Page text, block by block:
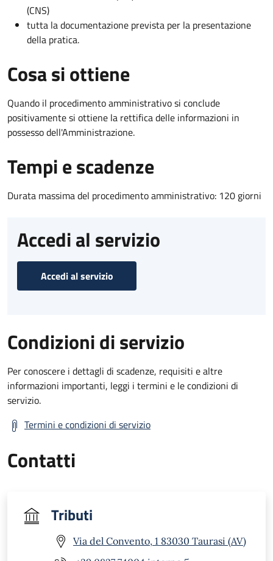
(CNS)
tutta la documentazione prevista per la presentazione
della pratica.
Cosa si ottiene
Quando il procedimento amministrativo si conclude
positivamente si ottiene la rettifica delle informazioni in
possesso dell'Amministrazione.
Tempi e scadenze
Durata massima del procedimento amministrativo: 120 giorni
Accedi al servizio
Accedi al servizio
Condizioni di servizio
Per conoscere i dettagli di scadenze, requisiti e altre
informazioni importanti, leggi i termini e le condizioni di
servizio.
Termini e condizioni di servizio
Contatti
Tributi
Via del Convento, 1 83030 Taurasi (AV)